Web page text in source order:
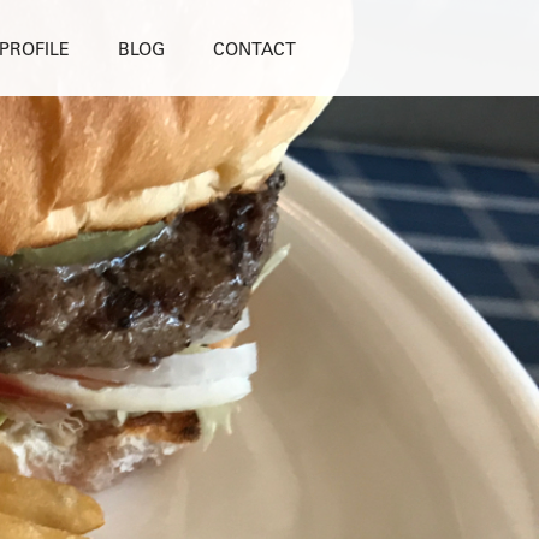
PROFILE BLOG CONTACT